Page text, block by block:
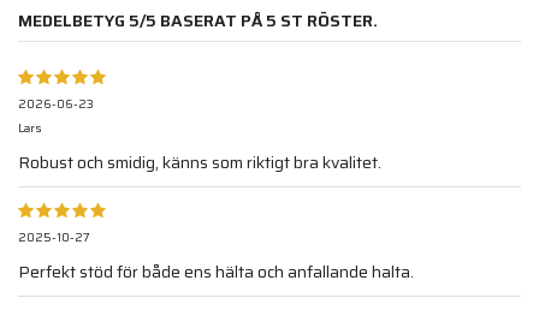
MEDELBETYG 5/5 BASERAT PÅ5 ST RÖSTER.
2026-06-23
Lars
Robust och smidig, känns som riktigt bra kvalitet.
2025-10-27
Perfekt stöd för både ens hälta och anfallande halta.